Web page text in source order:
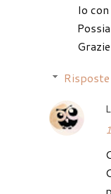
Io
Risposte